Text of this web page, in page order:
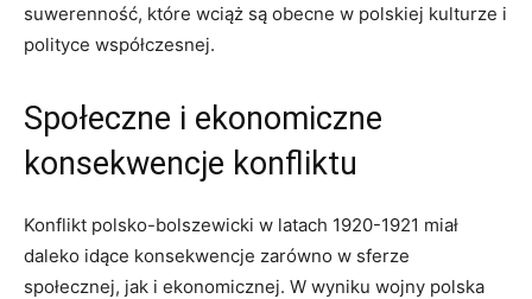
suwerenność, które wciąż są obecne‍ w polskiej⁣ kulturze i⁢
polityce współczesnej.
Społeczne i ekonomiczne
konsekwencje konfliktu
Konflikt ⁢polsko-bolszewicki⁣ w latach 1920-1921 ‌miał⁤
daleko idące ⁤konsekwencje zarówno w sferze
społecznej, jak i ekonomicznej. W wyniku wojny polska